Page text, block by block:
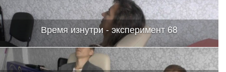
Время изнутри - эксперимент 68